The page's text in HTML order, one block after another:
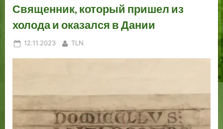
Священник, который пришел из
холода и оказался в Дании
Posted
12.11.2023 By
TLN